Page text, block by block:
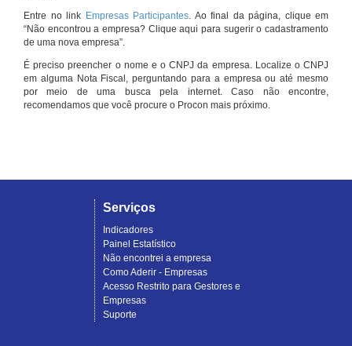
Entre no link Empresas Participantes. Ao final da página, clique em
“Não encontrou a empresa? Clique aqui para sugerir o cadastramento
de uma nova empresa”.
É preciso preencher o nome e o CNPJ da empresa. Localize o CNPJ
em alguma Nota Fiscal, perguntando para a empresa ou até mesmo
por meio de uma busca pela internet. Caso não encontre,
recomendamos que você procure o Procon mais próximo.
Serviços
Indicadores
Painel Estatístico
Não encontrei a empresa
Como Aderir - Empresas
Acesso Restrito para Gestores e
Empresas
Suporte